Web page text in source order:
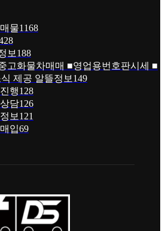
물1168
보 188
고화물차매매 ■영업용번호판시세 ■
제공 알뜰정보 149
행128
담126
보 121
입69